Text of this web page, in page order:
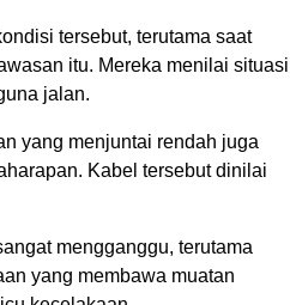
tersebut, terutama saat
itu. Mereka menilai situasi
jalan.
yang menjuntai rendah juga
Kabel tersebut dinilai
mengganggu, terutama
yang membawa muatan